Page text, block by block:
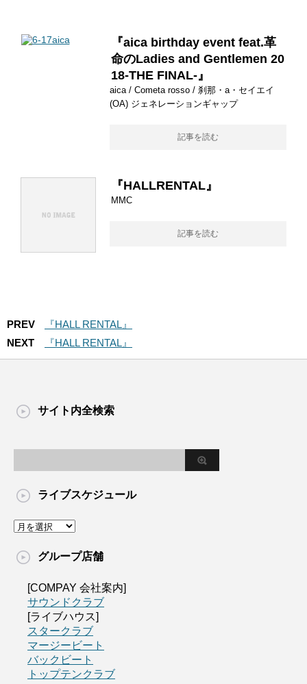
『aica birthday event feat.革
命のLadies and Gentlemen 20
18-THE FINAL-』
aica / Cometa rosso / 刹那・a・セイエイ
(OA) ジェネレーションギャップ
記事を読む
『HALLRENTAL』
MMC
記事を読む
PREV
『HALL RENTAL』
NEXT
『HALL RENTAL』
サイト内全検索
ライブスケジュール
グループ店舗
[COMPAY 会社案内]
サウンドクラブ
[ライブハウス]
スタークラブ
マージービート
バックビート
トップテンクラブ